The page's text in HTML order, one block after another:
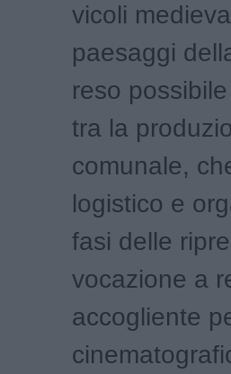
vicoli
paesaggi
reso
tra la
comunale,
logistico e
fasi delle
vocazione a
accogliente